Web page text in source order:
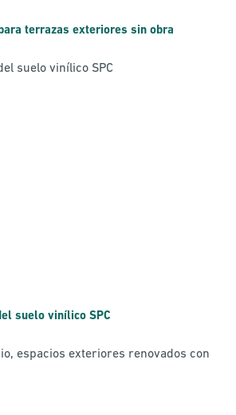
terrazas exteriores sin obra
suelo vinílico SPC